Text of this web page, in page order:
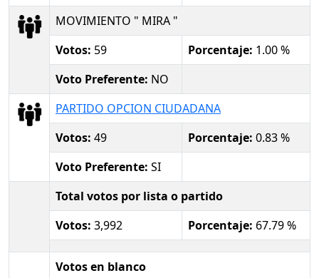
MOVIMIENTO " MIRA "
Votos: 59 Porcentaje: 1.00 %
Voto Preferente: NO
PARTIDO OPCION CIUDADANA
Votos: 49 Porcentaje: 0.83 %
Voto Preferente: SI
Total votos por lista o partido
Votos: 3,992 Porcentaje: 67.79 %
Votos en blanco